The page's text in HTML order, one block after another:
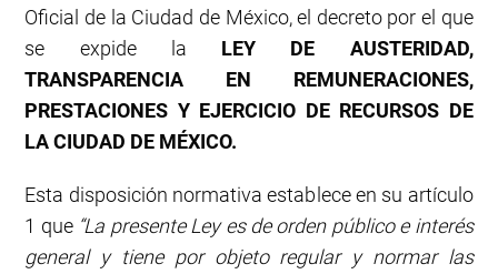
Oficial de la Ciudad de México, el decreto por el que
se expide la LEY DE AUSTERIDAD,
TRANSPARENCIA EN REMUNERACIONES,
PRESTACIONES Y EJERCICIO DE RECURSOS DE
LA CIUDAD DE MÉXICO.
Esta disposición normativa establece en su artículo
1 que “La presente Ley es de orden público e interés
general y tiene por objeto regular y normar las